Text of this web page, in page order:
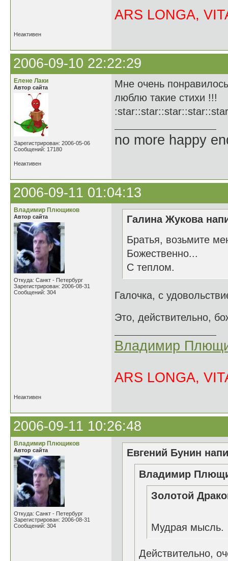
ARS LONGA,
Неактивен
2006-09-10 22:22:29
Елене Лаки
Автор сайта
Зарегистрирован: 2006-05-06
Сообщений: 17180
Мне очень
люблю такие стихи !!!
no more happy
Неактивен
2006-09-11 01:04:13
Владимир Плющиков
Автор сайта
Откуда: Санкт - Петербург
Зарегистрирован: 2006-08-31
Сообщений: 304
Галина Жукова
Братья, возьмите
Божественно...
С теплом.
Галочка, с
Это, действительно,
Владимир
ARS LONGA,
Неактивен
2006-09-11 10:26:48
Владимир Плющиков
Автор сайта
Откуда: Санкт - Петербург
Зарегистрирован: 2006-08-31
Сообщений: 304
Евгений Бунин
Владимир
Золотой
Мудрая мысль.
Действительно,